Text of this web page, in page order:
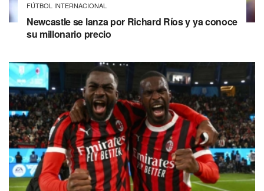
FÚTBOL INTERNACIONAL
Newcastle se lanza por Richard Ríos y ya conoce
su millonario precio